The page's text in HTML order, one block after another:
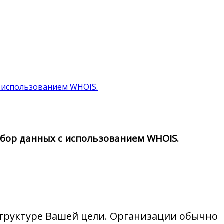
WHOIS.
данных с использованием WHOIS.
Вашей цели. Организации обычно